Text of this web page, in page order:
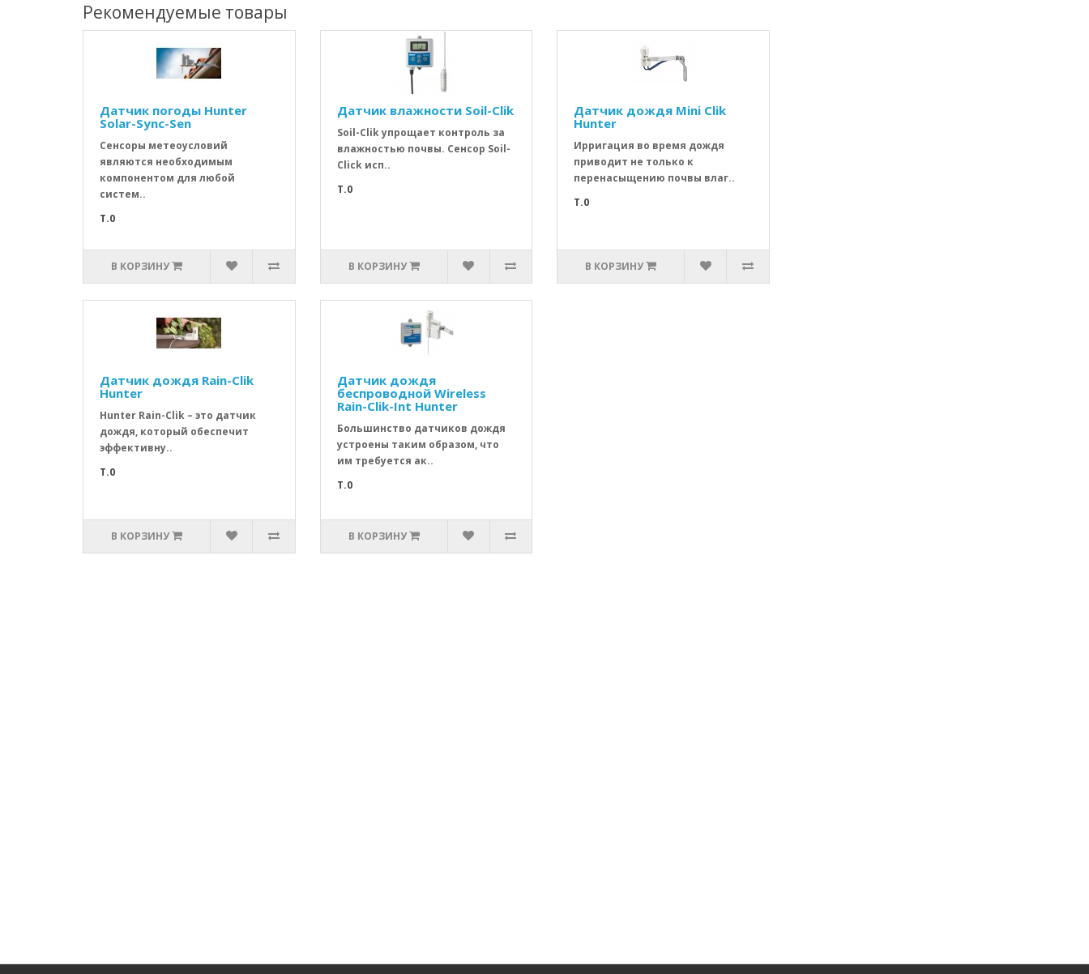
Рекомендуемые товары
Датчик погоды Hunter
Solar-Sync-Sen
Сенсоры метеоусловий
являются необходимым
компонентом для любой
систем..
T.0
В КОРЗИНУ
Датчик влажности Soil-Clik
Soil-Clik упрощает контроль за
влажностью почвы. Сенсор Soil-
Click исп..
T.0
В КОРЗИНУ
Датчик дождя Mini Clik
Hunter
Ирригация во время дождя
приводит не только к
перенасыщению почвы влаг..
T.0
В КОРЗИНУ
Датчик дождя Rain-Clik
Hunter
Hunter Rain-Clik – это датчик
дождя, который обеспечит
эффективну..
T.0
В КОРЗИНУ
Датчик дождя
беспроводной Wireless
Rain-Clik-Int Hunter
Большинство датчиков дождя
устроены таким образом, что
им требуется ак..
T.0
В КОРЗИНУ